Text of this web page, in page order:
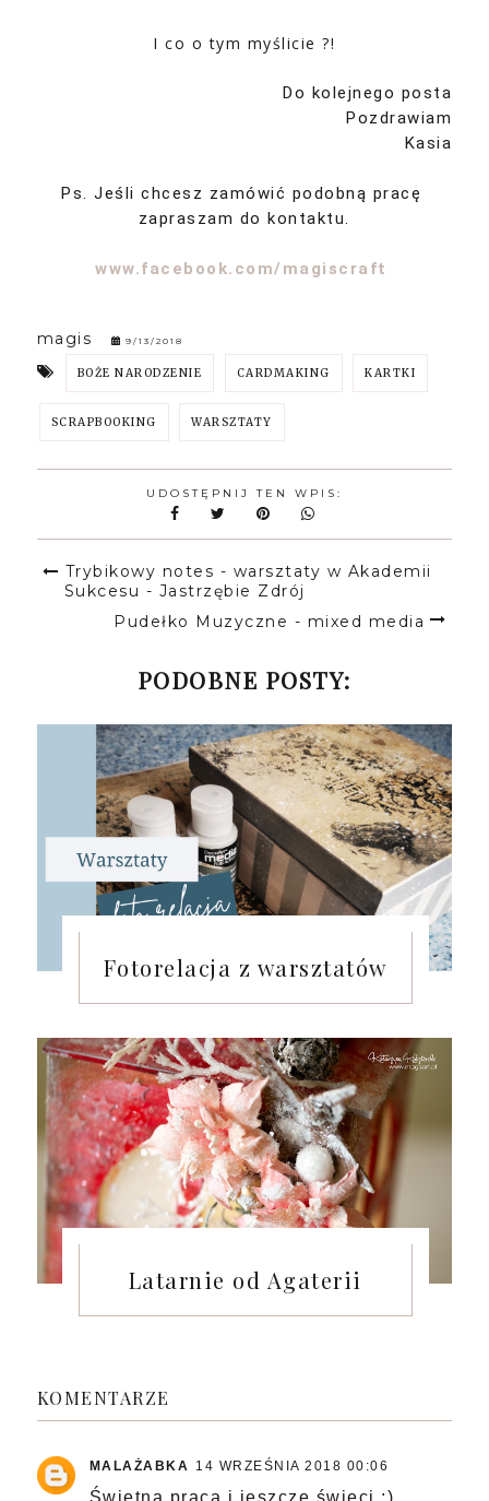
I co o tym myślicie ?!
Do kolejnego posta
Pozdrawiam
Kasia
Ps. Jeśli chcesz zamówić podobną pracę
zapraszam do kontaktu.
www.facebook.com/magiscraft
magis 9/13/2018
BOŻE NARODZENIE CARDMAKING KARTKI
SCRAPBOOKING WARSZTATY
UDOSTĘPNIJ TEN WPIS:
Trybikowy notes - warsztaty w Akademii
Sukcesu - Jastrzębie Zdrój
Pudełko Muzyczne - mixed media
PODOBNE POSTY:
Fotorelacja z warsztatów
Latarnie od Agaterii
KOMENTARZE
MALAŻABKA 14 WRZEŚNIA 2018 00:06
Świetna praca i jeszcze świeci :)